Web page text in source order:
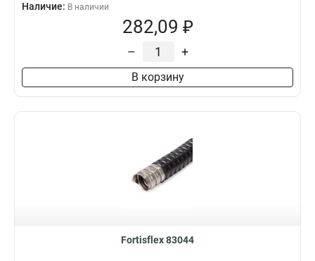
Наличие: В наличии
282,09 ₽
– +
В корзину
Fortisflex 83044